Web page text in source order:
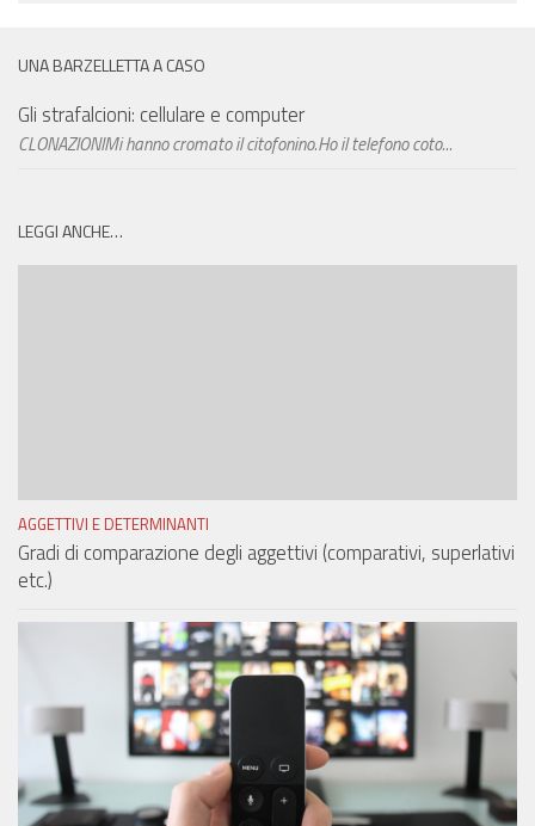
UNA BARZELLETTA A CASO
Gli strafalcioni: cellulare e computer
CLONAZIONIMi hanno cromato il citofonino.Ho il telefono coto...
LEGGI ANCHE…
AGGETTIVI E DETERMINANTI
Gradi di comparazione degli aggettivi (comparativi, superlativi
etc.)